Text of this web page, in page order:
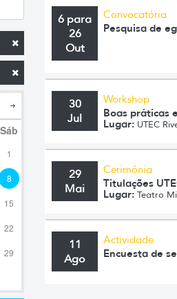
Sáb
1
8
15
22
29
6 para
26
Out
Convocatória
Pesquisa de
30
Jul
Workshop
Boas práticas
Lugar: UTEC
29
Mai
Cerimônia
Titulações
Lugar: Teatro
11
Ago
Actividade
Encuesta de